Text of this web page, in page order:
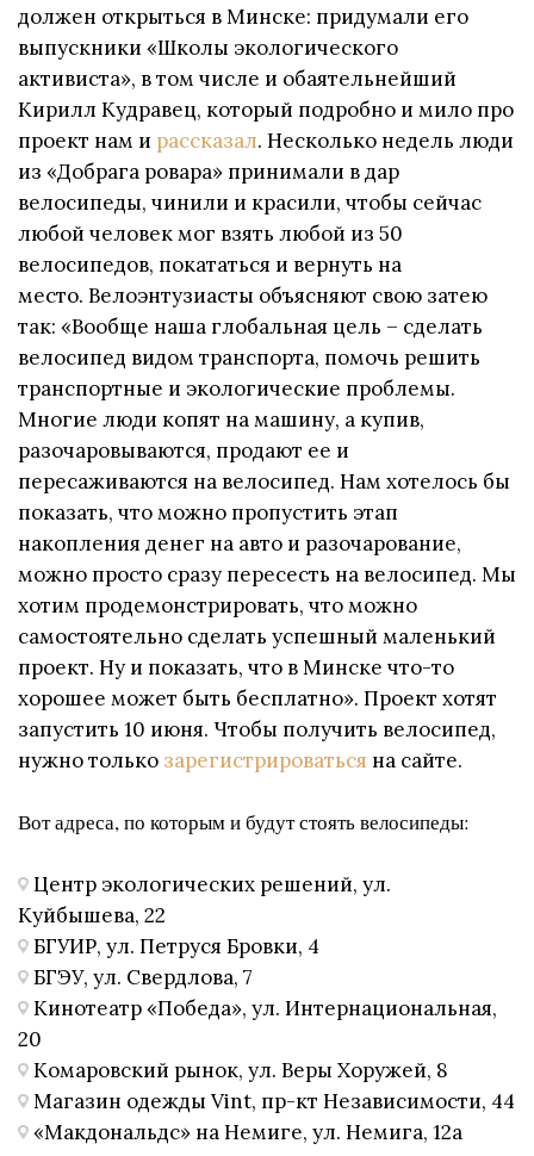
должен открыться в Минске: придумали его
выпускники «Школы экологического
активиста», в том числе и обаятельнейший
Кирилл Кудравец, который подробно и мило про
проект нам и рассказал. Несколько недель люди
из «Добрага ровара» принимали в дар
велосипеды, чинили и красили, чтобы сейчас
любой человек мог взять любой из 50
велосипедов, покататься и вернуть на
место. Велоэнтузиасты объясняют свою затею
так: «Вообще наша глобальная цель – сделать
велосипед видом транспорта, помочь решить
транспортные и экологические проблемы.
Многие люди копят на машину, а купив,
разочаровываются, продают ее и
пересаживаются на велосипед. Нам хотелось бы
показать, что можно пропустить этап
накопления денег на авто и разочарование,
можно просто сразу пересесть на велосипед. Мы
хотим продемонстрировать, что можно
самостоятельно сделать успешный маленький
проект. Ну и показать, что в Минске что-то
хорошее может быть бесплатно». Проект хотят
запустить 10 июня. Чтобы получить велосипед,
нужно только зарегистрироваться на сайте.
Вот адреса, по которым и будут стоять велосипеды:
Центр экологических решений, ул.
Куйбышева, 22
БГУИР, ул. Петруся Бровки, 4
БГЭУ, ул. Свердлова, 7
Кинотеатр «Победа», ул. Интернациональная,
20
Комаровский рынок, ул. Веры Хоружей, 8
Магазин одежды Vint, пр-кт Независимости, 44
«Макдональдс» на Немиге, ул. Немига, 12а